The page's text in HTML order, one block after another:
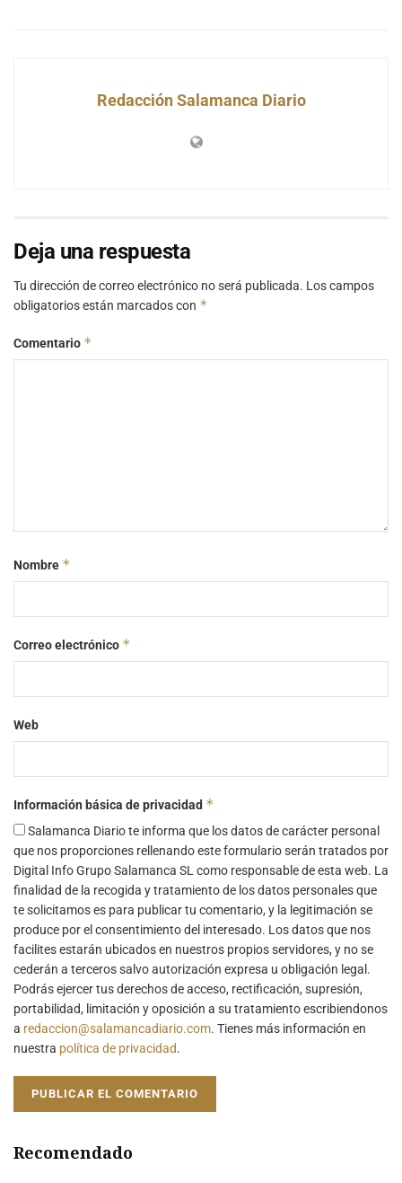
Redacción Salamanca Diario
Deja una respuesta
Tu dirección de correo electrónico no será publicada. Los campos
obligatorios están marcados con *
Comentario *
Nombre *
Correo electrónico *
Web
Información básica de privacidad *
Salamanca Diario te informa que los datos de carácter personal
que nos proporciones rellenando este formulario serán tratados por
Digital Info Grupo Salamanca SL como responsable de esta web. La
finalidad de la recogida y tratamiento de los datos personales que
te solicitamos es para publicar tu comentario, y la legitimación se
produce por el consentimiento del interesado. Los datos que nos
facilites estarán ubicados en nuestros propios servidores, y no se
cederán a terceros salvo autorización expresa u obligación legal.
Podrás ejercer tus derechos de acceso, rectificación, supresión,
portabilidad, limitación y oposición a su tratamiento escribiendonos
a redaccion@salamancadiario.com. Tienes más información en
nuestra política de privacidad.
Recomendado